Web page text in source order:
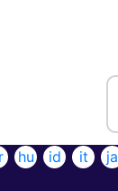
hu id it ja